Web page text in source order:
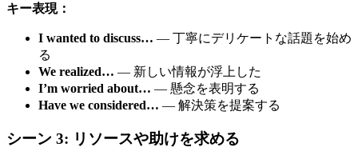
キー表現：
I wanted to discuss… — 丁寧にデリケートな話題を始め
る
We realized… — 新しい情報が浮上した
I’m worried about… — 懸念を表明する
Have we considered… — 解決策を提案する
シーン 3: リソースや助けを求める